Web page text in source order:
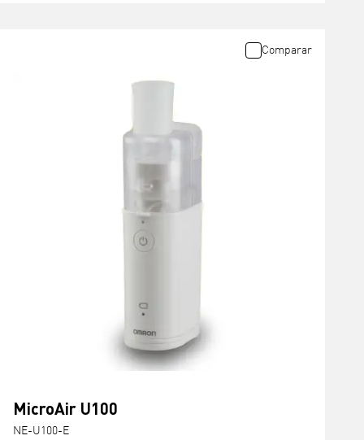
MicroAir U100
NE-U100-E
Comparar